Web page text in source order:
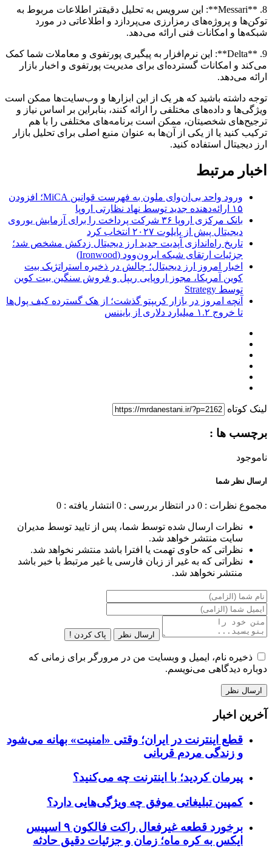
8. **Messari**: این سرویس به تحلیل دقیقتر اطلاعات مربوط به
توکن‌ها و پروژه‌های رمزارزی می‌پردازد و اطلاعاتی در مورد
شبکه‌ها و امکانات فنی ارائه می‌دهد.
9. **Delta**: این نرم‌افزار به پیگیری پورتفوی و معاملات شما کمک
می‌کند و امکانات گسترده‌ای برای مدیریت پورتفوی و اخبار بازار
ارائه می‌دهد.
توجه داشته باشید که هر یک از این ابزارها و وب‌سایت‌ها ممکن است
ویژگی‌ها و داده‌های مختلفی را ارائه کنند، بنابراین بر اساس نیاز و
ترجیح‌های شخصیتان، ممکن است برنامه‌های مختلفی را با هم
ترکیب کنید یا از یکی از آن‌ها به عنوان منبع اصلی برای تحلیل بازار
ارز دیجیتال استفاده کنید.
اخبار مرتبط
ورود واحد بی‌ان‌وای ملون به فهرست قوانین MiCA؛ افزودن
۱۵ ارائه‌دهنده جدید توسط نهاد نظارتی اروپا
بانک مرکزی اروپا ۳۶ شرکت پرداخت را برای آزمایش یوروی
دیجیتال پیش از پایلوت ۲۰۲۷ انتخاب کرد
تاریخ راه‌اندازی آپدیت جدید ارز دیجیتال زدکش مشخص شد؛
جزئیات ارتقای شبکه ایرون‌وود (Ironwood)
اخبار امروز ارز دیجیتال؛ چالش در ذخیره استراتژیک بیت
کوین آمریکا، مجوز اروپایی ریپل و فروش سنگین بیت کوین
توسط Strategy
آنچه امروز در بازار کریپتو گذشت؛ از هک گسترده کیف پول‌ها
تا خروج ۱.۲ میلیارد دلاری از بایننس
لینک کوتاه
برچسب ها :
ناموجود
ارسال نظر شما
مجموع نظرات : 0 در انتظار بررسی : 0 انتشار یافته : 0
نظرات ارسال شده توسط شما، پس از تایید توسط مدیران
سایت منتشر خواهد شد.
نظراتی که حاوی تهمت یا افترا باشد منتشر نخواهد شد.
نظراتی که به غیر از زبان فارسی یا غیر مرتبط با خبر باشد
منتشر نخواهد شد.
ارسال نظر پاک کردن !
ذخیره نام، ایمیل و وبسایت من در مرورگر برای زمانی که
دوباره دیدگاهی می‌نویسم.
آخرین اخبار
قطع اینترنت در ایران؛ وقتی «امنیت» بهانه می‌شود
و زندگی مردم قربانی
پیرمان کردید؛ با اینترنت چه می‌کنید؟
کمپین تبلیغاتی موفق چه ویژگی‌هایی دارد؟
برخورد قطعه غیرفعال راکت فالکون ۹ اسپیس
ایکس به کره ماه؛ زمان و جزئیات دقیق حادثه